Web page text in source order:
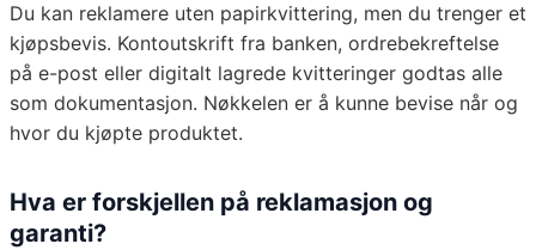
Du kan reklamere uten papirkvittering, men du trenger et
kjøpsbevis. Kontoutskrift fra banken, ordrebekreftelse
på e-post eller digitalt lagrede kvitteringer godtas alle
som dokumentasjon. Nøkkelen er å kunne bevise når og
hvor du kjøpte produktet.
Hva er forskjellen på reklamasjon og
garanti?